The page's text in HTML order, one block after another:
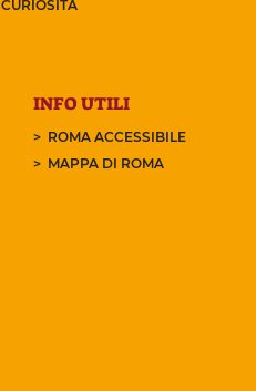
CURIOSITÀ
INFO UTILI
ROMA ACCESSIBILE
MAPPA DI ROMA